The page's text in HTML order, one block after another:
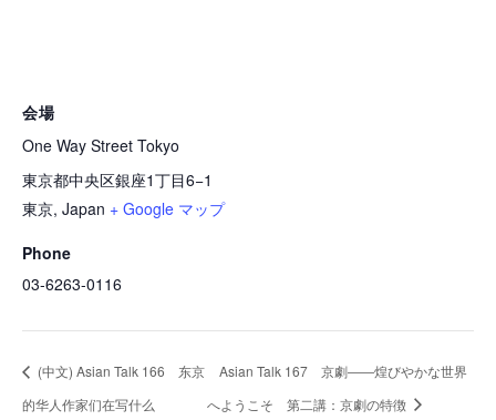
会場
One Way Street Tokyo
東京都中央区銀座1丁目6−1
東京, Japan + Google マップ
Phone
03-6263-0116
(中文) Asian Talk 166 东京
的华人作家们在写什么
Asian Talk 167 京劇――煌びやかな世界
へようこそ 第二講：京劇の特徴